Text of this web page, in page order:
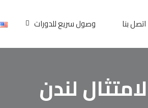
اتصل بنا وصول سريع للدورات
لندن